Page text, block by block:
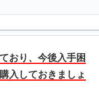
おり、今後入手困
入しておきましょ